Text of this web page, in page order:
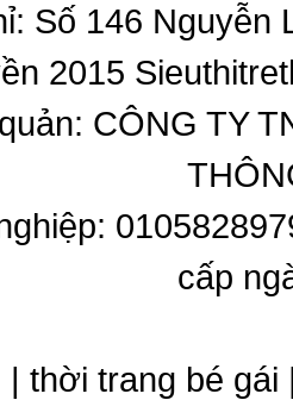
Số 146 Nguyễn
2015
CÔNG TY
cấp
| thời trang bé gái